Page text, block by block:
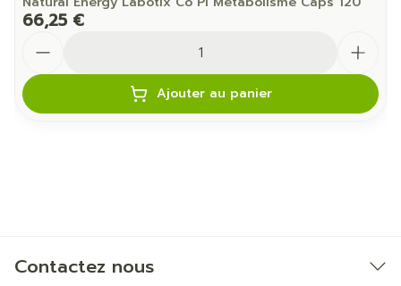
66,25 €
Ajouter au panier
Contactez nous